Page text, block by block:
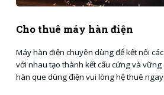
Cho thuê máy hàn điện
Máy hàn điện chuyên dùng để kết nối
với nhau tạo thành kết cấu cứng và vững
hàn que dùng điện vui lòng hệ thuê ngay.